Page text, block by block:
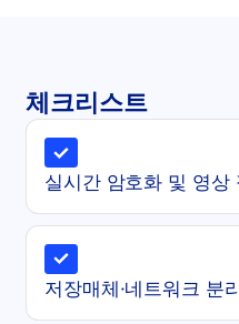
체크리스트
실시간 암호화 및 영상
저장매체·네트워크 분